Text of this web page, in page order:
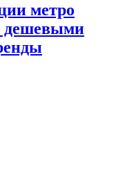
метро